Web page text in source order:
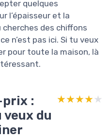
quelques
l’épaisseur et la
des chiffons
n’est pas ici. Si tu veux
pour toute la maison, là
:
du
★★★★★
★★★★★